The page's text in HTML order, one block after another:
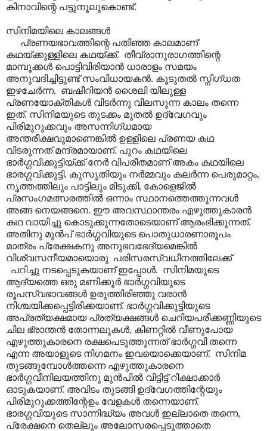
കിനാവിന്റെ പട്ടുനൂലുകൊണ്ട്.
സിനിമയിലെ കാലങ്ങൾ
പ്രണയഭാവത്തിന്റെ പതിഞ്ഞ കാലമാണ്
കഥയ്ക്കുള്ളിലെ കഥയ്ക്ക്. തീവ്രാനുരാഗത്തിന്റെ
മാമ്പൂക്കൾ പൊട്ടിവിരിയാൻ ധാരാളം സമയം
അനുവദിച്ചിട്ടുണ്ട് സംവിധായകൻ. കൂടുതൽ സ്നിഗ്ധത
ഇഴചേർന്ന, ബഷീറിയൻ ശൈലി യിലുള്ള
പ്രണയോക്തികൾ വിടർന്നു വിലസുന്ന കാലം തന്നെ
ഇത്. സിനിമയുടെ തുടക്കം മുതൽ ഉദ്വേഗവും
പിരിമുറുക്കവും അസന്നിഗ്ധമായ
അന്തരീക്ഷവുമാണെങ്കിൽ ഉള്ളിലെ പ്രണയ കഥ
വിടരുന്നത് മന്ദ്രമായാണ്. പുറം കഥയിലെ
ഭാർഗ്ഗവിക്കുട്ടിയ്ക്ക് നേർ വിപരീതമാണ് അകം കഥയിലെ
ഭാരഗ്ഗവിക്കുട്ടി. കുസൃതിയും നർമ്മവും കലർന്ന പെരുമാറ്റം,
നൃത്തത്തിലും പാട്ടിലും മിടുക്കി, കോളെജിൽ
പ്രസംഗമത്സരത്തിൽ ഒന്നാം സ്ഥാനത്തെത്തുന്നവൾ
അങ്ങ നെയങ്ങനെ. ഈ അവസ്ഥാന്തരം എഴുത്തുകാരൻ
കഥ വായിച്ചു കൊടുക്കുന്നതോടെയാണ് ആരംഭിക്കുന്നത്.
അതിനു മുൻപ് ഭാർഗ്ഗവിയുടെ പൊതുധാരണാരൂപം
മാത്രം പ്രേക്ഷകനു അനുഭവഭേദ്യമെങ്കിൽ
വിശ്വസനീയമായൊരു പരിസരസ്വധീനത്തിലേക്ക്
പറിച്ചു നടപ്പെടുകയാണ് ഇപ്പോൾ. സിനിമയുടെ
ആദ്യത്തെ ഒരു മണിക്കൂർ ഭാർഗ്ഗവിയുടെ
രൂപസ്വഭാവങ്ങൾ ഉരുത്തിരിഞ്ഞു വരാൻ
നിശ്ചയിക്കപ്പെട്ടിരിക്കയാണ്. ഭാർഗ്ഗവിക്കുട്ടിയുടെ
അപ്രത്യക്ഷമായ പ്രത്യക്ഷങ്ങൾ ചെറിയപരീക്കണ്ണിയുടെ
ചില ഭ്രാന്തൻ തോന്നലുകൾ, കിണറ്റിൽ വീണുപോയ
എഴുത്തുകാരനെ രക്ഷപെടുത്തുന്നത് ഭാർഗ്ഗവി തന്നെ
എന്ന അയാളുടെ നിഗമനം ഇവയൊക്കെയാണ്. സിനിമ
തുടങ്ങുമ്പോൾത്തന്നെ എഴുത്തുകാരനെ
ഭാർഗ്ഗവീനിലയത്തിനു മുൻപിൽ വിട്ടിട്ട് റിക്ഷാക്കാർ
ഓടുകയാണ്. അവിടം തുടങ്ങി ഉദ്വേഗത്തിന്റേയും
പിരിമുറുക്കത്തിന്റേഉം വേളകൾ തന്നെയാണ്.
ഭാരഗ്ഗവിയുടെ സാന്നിദ്ധ്യം അവൾ ഇല്ലാതെ തന്നെ,
പ്രേക്ഷനെ തെല്ലും അലോസരപ്പെടുത്താതെ